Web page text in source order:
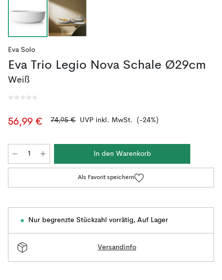
Eva Solo
Eva Trio Legio Nova Schale Ø29cm
Weiß
56,99 € 74,95 € UVP inkl. MwSt. (-24%)
In den Warenkorb
Als Favorit speichern
Nur begrenzte Stückzahl vorrätig, Auf Lager
Versandinfo